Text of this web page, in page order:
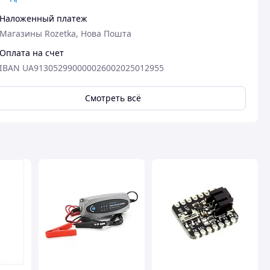
Наложенный платеж
Магазины Rozetka, Нова Пошта
Оплата на счет
IBAN UA913052990000026002025012955
Смотреть всё